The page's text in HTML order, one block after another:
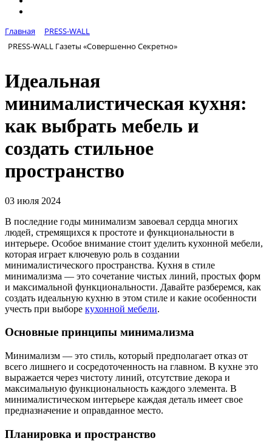
Главная
PRESS-WALL
PRESS-WALL Газеты «Совершенно Секретно»
Идеальная
минималистическая кухня:
как выбрать мебель и
создать стильное
пространство
03 июля 2024
В последние годы минимализм завоевал сердца многих
людей, стремящихся к простоте и функциональности в
интерьере. Особое внимание стоит уделить кухонной мебели,
которая играет ключевую роль в создании
минималистического пространства. Кухня в стиле
минимализма — это сочетание чистых линий, простых форм
и максимальной функциональности. Давайте разберемся, как
создать идеальную кухню в этом стиле и какие особенности
учесть при выборе кухонной мебели.
Основные принципы минимализма
Минимализм — это стиль, который предполагает отказ от
всего лишнего и сосредоточенность на главном. В кухне это
выражается через чистоту линий, отсутствие декора и
максимальную функциональность каждого элемента. В
минималистическом интерьере каждая деталь имеет свое
предназначение и оправданное место.
Планировка и пространство